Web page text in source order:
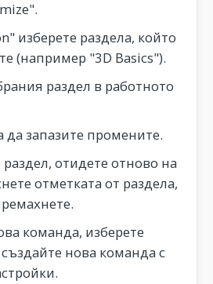
изберете раздела, който
(например "3D Basics").
раздел в работното
да запазите промените.
отидете отново на
отметката от раздела,
команда, изберете
нова команда с